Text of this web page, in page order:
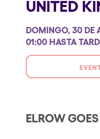
elrow Town 2026
Snowrow Festival
elrow Island 2026
elrow Shop
Espectáculos
Music
UNITED
DOMINGO, 30 DE
01:00 HASTA
ELROW